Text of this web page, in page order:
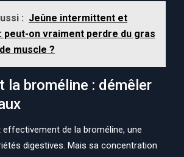
: Jeûne intermittent et
peut-on vraiment perdre du gras
muscle ?
la broméline : démêler
effectivement de la broméline, une
digestives. Mais sa concentration